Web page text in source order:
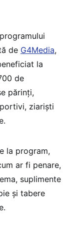
de G4Media,
la
de
părinţi,
ziarişti
la program,
ar fi penare,
suplimente
şi tabere